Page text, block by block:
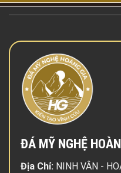
ĐÁ MỸ NGHỆ
Địa Chỉ: NINH VÂN -